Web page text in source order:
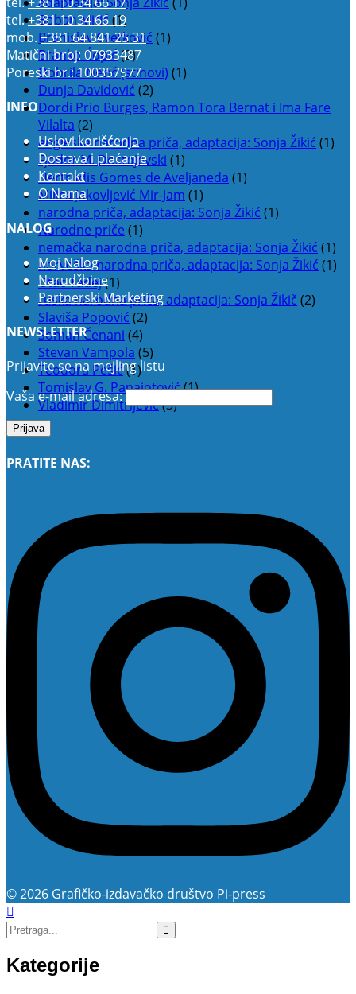
Boban Mitić(1)
Branislav Cvetković (1)
Branko Ćopić(2)
Dobrila Nezić (stihovi) (1)
Dunja Davidović (2)
Đordi Prio Burges, Ramon Tora Bernat i Ima Fare
Vilalta (2)
engleska narodna priča, adaptacija: Sonja Žikić (1)
Fjodor M. Dostojevski (1)
Hertrudis Gomes de Aveljaneda (1)
Milica Jakovljević Mir-Jam (1)
narodna priča, adaptacija: Sonja Žikić (1)
Narodne priče (1)
nemačka narodna priča, adaptacija: Sonja Žikić (1)
norveška narodna priča, adaptacija: Sonja Žikić (1)
Otac Tadej(1)
ruska narodna priča, adaptacija: Sonja Žikič (2)
Slaviša Popović (2)
Soman Čenani (4)
Stevan Vampola (5)
Teodora Pešić(1)
Tomislav G. Panajotović(1)
Vladimir Dimitrijević(3)
tel.+381 10 34 66 19
mob.+381 64 841 25 31
Matični broj: 07933487
Poreski br.: 100357977
INFO
Uslovi korišćenja
Dostava i plaćanje
Kontakt
O Nama
NALOG
Moj Nalog
Narudžbine
Partnerski Marketing
NEWSLETTER
Prijavite se na mejling listu
Vaša e-mail adresa:
PRATITE NAS:
© 2026 Grafičko-izdavačko društvo Pi-press
Kategorije